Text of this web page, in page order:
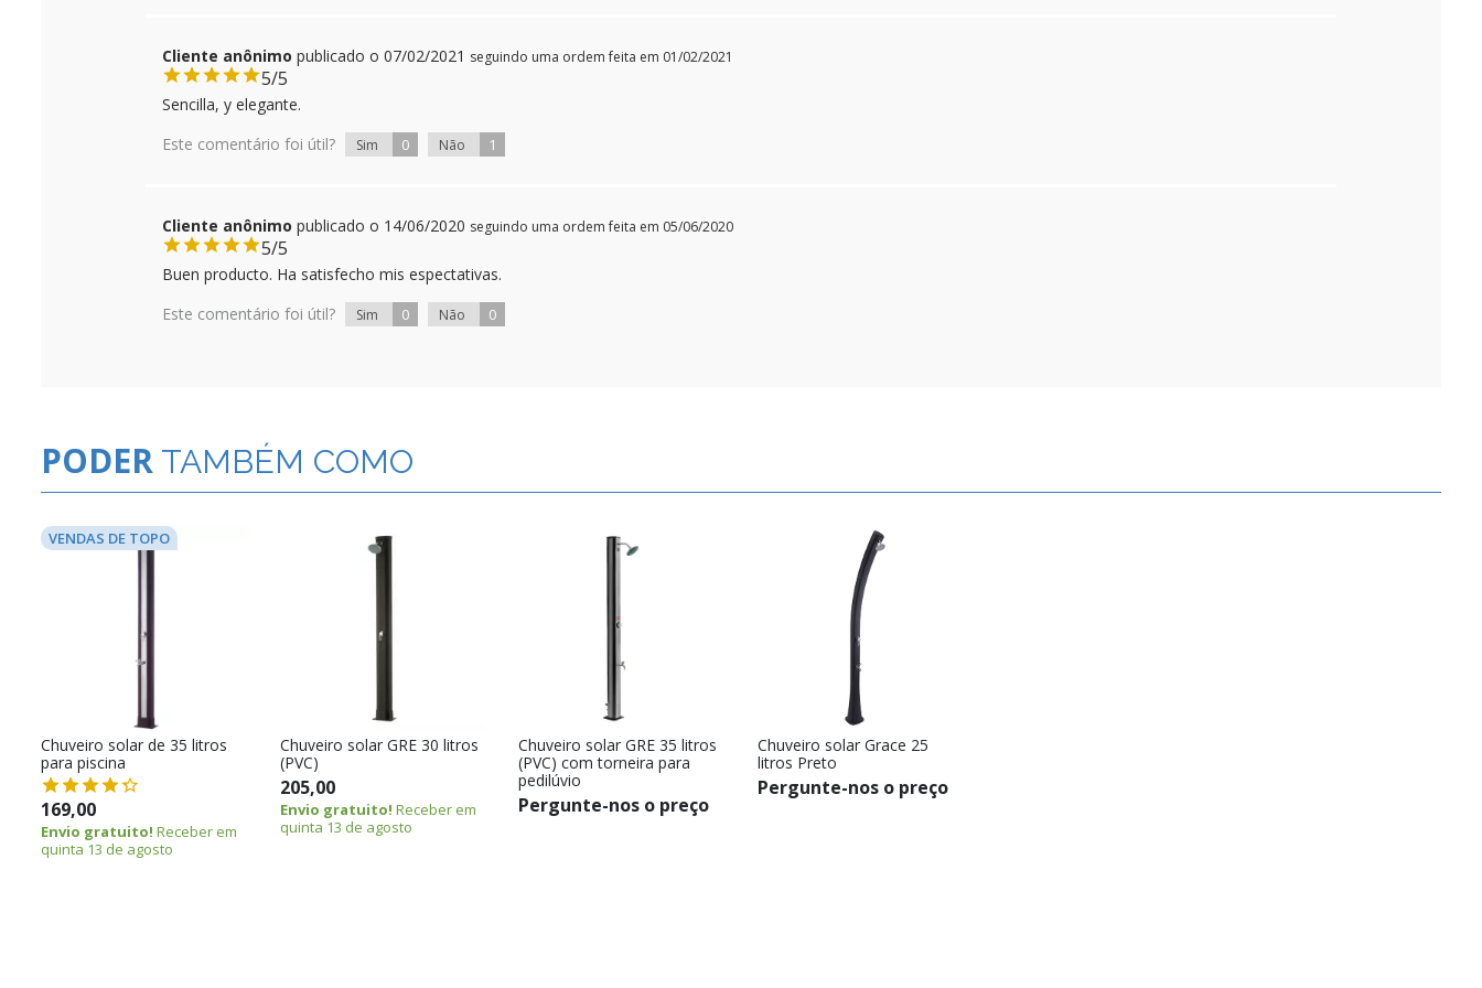
Cliente anônimopublicado o 07/02/2021 seguindo uma ordem feita em 01/02/2021
5/5
Sencilla, y elegante.
Este comentário foi útil?
Sim 0 Não 1
Cliente anônimopublicado o 14/06/2020 seguindo uma ordem feita em 05/06/2020
5/5
Buen producto. Ha satisfecho mis espectativas.
Este comentário foi útil?
Sim 0 Não 0
PODER TAMBÉM COMO
VENDAS DE TOPO
Chuveiro solar de 35 litros
para piscina
169,00
Envio gratuito! Receber em
quinta 13 de agosto
Chuveiro solar GRE 30 litros
(PVC)
205,00
Envio gratuito! Receber em
quinta 13 de agosto
Chuveiro solar GRE 35 litros
(PVC) com torneira para
pedilúvio
Pergunte-nos o preço
Chuveiro solar Grace 25
litros Preto
Pergunte-nos o preço